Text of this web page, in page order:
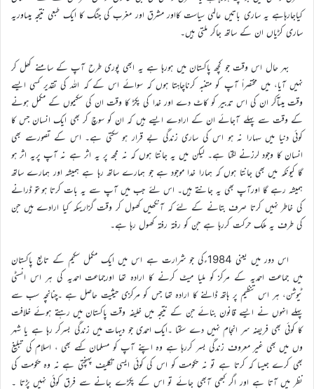
کیاجارہاہے یہ ساری باتیں عالمی سیاست کااور مشرق اور مغرب کی جنگ کا ایک طبعی نتیجہ ہیںاوریہ
ساری کڑیاں ان کے ساتھ جاکر ملتی ہیں۔
بہر حال اس وقت جو کچھ پاکستان میں ہورہا ہے یہ ابھی پوری طرح آپ کے سامنے کھل کر
نہیں آیا، میں مختصراً آپ کو متنبہ کرناچاہتا ہوں کہ سوائے اس کے کہ اللہ کی تقدیر کسی ایسے
وقت میںآکر ان کی اس تدبیر کو کاٹ دے اور خدا کی پکڑ کا وقت ان کی سکیموں کے مکمل ہونے
کے وقت سے پہلے آجائے ان کے ارادے ایسے ہیں کہ ان کو سوچ کر بھی ایک انسان جس کا
کوئی دنیا میں سہارا نہ ہو اس کی ساری زندگی بے قرار ہو سکتی ہے۔ اس کے تصورسے بھی
انسان کا وجود لرزنے لگتا ہے۔ لیکن میں یہ جانتا ہوں کہ نہ مجھ پر یہ اثر ہے نہ آپ پریہ اثر ہو
گا کیونکہ میں بھی جانتا ہوں کہ ہمارا خدا موجود ہے جو ہمارے ساتھ رہا ہے ہمیشہ اور ہمارے ساتھ
ہمیشہ رہے گا اورآپ بھی یہ جانتے ہیں۔ اس لئے جب میں آپ سے یہ بات کرتا ہوںتو ڈرانے
کی خاطر نہیں کرتا صرف بتانے کے لئے کہ آنکھیں کھول کر وقت گزاریںکہ کیا ارادے ہیں جن
کی طرف یہ ملک حرکت کررہا ہے جن کو رفتہ رفتہ کھول رہا ہے۔
اس دور میں یعنی 1984ءکی جو شرارت ہے اس میں ایک مکمل سکیم کے تابع پاکستان
میں جماعت احمدیہ کے مرکز کو ملیا میٹ کرنے کا ارادہ تھا اورجماعت احمدیہ کی ہر اس انسٹی
ٹیوشن، ہر اس تنظیم پر ہاتھ ڈالنے کا ارادہ تھا جس کو مرکزی حیثیت حاصل ہے ۔چنانچہ سب سے
پہلے انہوں نے ایسے قانون بنائے جن کے نتیجہ میں خلیفہ وقت پاکستان میں رہتے ہوئے خلافت
کا کوئی بھی فریضہ سر انجام نہیں دے سکتا ۔ایک احمدی جو دیہات میں زندگی بسرکر رہا ہے یا شہر
وں میں بھی غیر معروف زندگی بسر کررہا ہے وہ اپنے آپ کو مسلمان کہے بھی ، اسلام کی تبلیغ
بھی کرے جیسا کہ کرتا ہے تو نہ حکومت کو اس کی کوئی ایسی تکلیف پہنچتی ہے نہ وہ حکومت کی
نظر میں آتا ہے اور اگر کبھی آبھی جائے تو اس کے پکڑے جانے سے فرق کوئی نہیں پڑتا ۔